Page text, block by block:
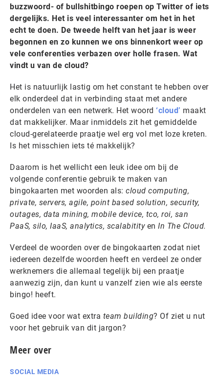
buzzwoord- of bullshitbingo roepen op Twitter of iets
dergelijks. Het is veel interessanter om het in het
echt te doen. De tweede helft van het jaar is weer
begonnen en zo kunnen we ons binnenkort weer op
vele conferenties verbazen over holle frasen. Wat
vindt u van de cloud?
Het is natuurlijk lastig om het constant te hebben over
elk onderdeel dat in verbinding staat met andere
onderdelen van een netwerk. Het woord ‘cloud’ maakt
dat makkelijker. Maar inmiddels zit het gemiddelde
cloud-gerelateerde praatje wel erg vol met loze kreten.
Is het misschien iets té makkelijk?
Daarom is het wellicht een leuk idee om bij de
volgende conferentie gebruik te maken van
bingokaarten met woorden als: cloud computing,
private, servers, agile, point based solution, security,
outages, data mining, mobile device, tco, roi, san
PaaS, silo, IaaS, analytics, scalabitity en In The Cloud.
Verdeel de woorden over de bingokaarten zodat niet
iedereen dezelfde woorden heeft en verdeel ze onder
werknemers die allemaal tegelijk bij een praatje
aanwezig zijn, dan kunt u vanzelf zien wie als eerste
bingo! heeft.
Goed idee voor wat extra team building? Of ziet u nut
voor het gebruik van dit jargon?
Meer over
SOCIAL MEDIA